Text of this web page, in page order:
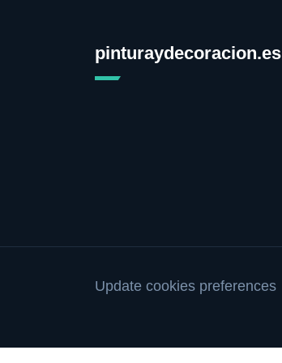
pinturaydecoracion.es
Update cookies preferences